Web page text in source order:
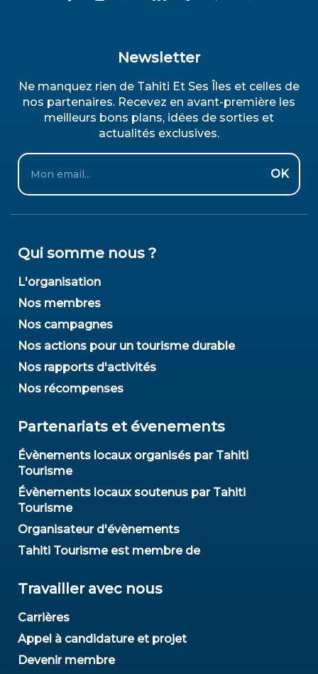
Newsletter
Ne manquez rien de Tahiti Et Ses Îles et celles de
nos partenaires. Recevez en avant-première les
meilleurs bons plans, idées de sorties et
actualités exclusives.
Email
OK
Qui somme nous ?
L'organisation
Nos membres
Nos campagnes
Nos actions pour un tourisme durable
Nos rapports d'activités
Nos récompenses
Partenariats et évenements
Évènements locaux organisés par Tahiti
Tourisme
Évènements locaux soutenus par Tahiti
Tourisme
Organisateur d'évènements
Tahiti Tourisme est membre de
Travailler avec nous
Carrières
Appel à candidature et projet
Devenir membre